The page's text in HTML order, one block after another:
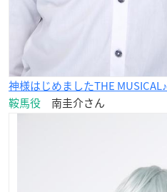
神様はじめましたTHE MUSICAL♪
鞍馬役 南圭介さん